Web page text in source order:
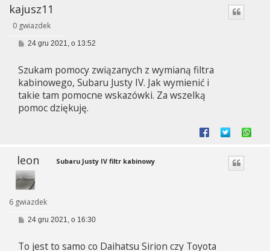
kajusz11
0 gwiazdek
P
t
24 gru 2021, o 13:52
Szukam pomocy związanych z wymianą filtra
kabinowego, Subaru Justy IV. Jak wymienić i
takie tam pomocne wskazówki. Za wszelką
pomoc dziękuję.
leon
6 gwiazdek
Subaru Justy IV filtr kabinowy
P
t
24 gru 2021, o 16:30
To jest to samo co Daihatsu Sirion czy Toyota